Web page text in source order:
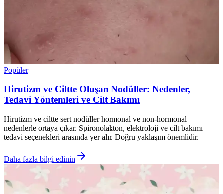
Popüler
Hirutizm ve Ciltte Oluşan Nodüller: Nedenler,
Tedavi Yöntemleri ve Cilt Bakımı
Hirutizm ve ciltte sert nodüller hormonal ve non-hormonal
nedenlerle ortaya çıkar. Spironolakton, elektroloji ve cilt bakımı
tedavi seçenekleri arasında yer alır. Doğru yaklaşım önemlidir.
Daha fazla bilgi edinin